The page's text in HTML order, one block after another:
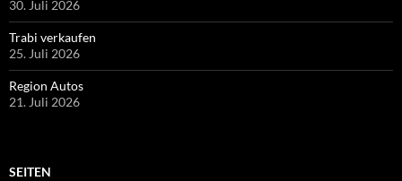
30. Juli 2026
Trabi verkaufen
25. Juli 2026
Region Autos
21. Juli 2026
SEITEN